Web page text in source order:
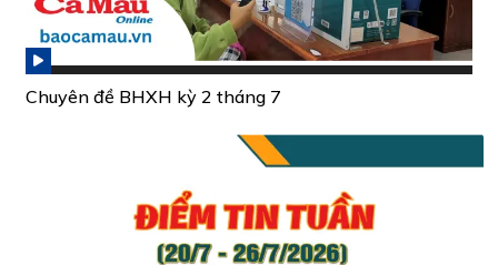
Chuyên đề BHXH kỳ 2 tháng 7